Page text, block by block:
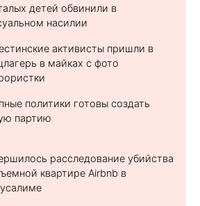
детей обвинили в
насилии
активисты пришли в
в майках с фото
политики готовы создать
партию
расследование убийства
квартире Airbnb в